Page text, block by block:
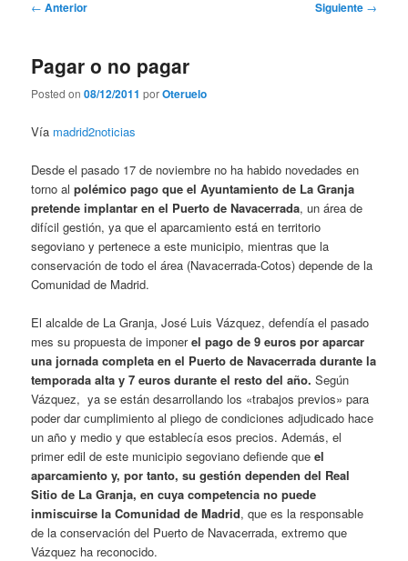
Navegación
← Anterior Siguiente →
Pagar o no pagar
Posted on08/12/2011 porOteruelo
Vía madrid2noticias
Desde el pasado 17 de noviembre no ha habido novedades en
torno alpolémico pago que el Ayuntamiento de La Granja
pretende implantar en el Puerto de Navacerrada, un área de
difícil gestión, ya que el aparcamiento está en territorio
segoviano y pertenece a este municipio, mientras que la
conservación de todo el área (Navacerrada-Cotos) depende de la
Comunidad de Madrid.
El alcalde de La Granja, José Luis Vázquez, defendía el pasado
mes su propuesta de imponerel pago de 9 euros por aparcar
una jornada completa en el Puerto de Navacerrada durante la
temporada alta y 7 euros durante el resto del año. Según
Vázquez, ya se están desarrollando los «trabajos previos» para
poder dar cumplimiento al pliego de condiciones adjudicado hace
un año y medio y que establecía esos precios. Además, el
primer edil de este municipio segoviano defiende queel
aparcamiento y, por tanto, su gestión dependen del Real
Sitio de La Granja, en cuya competencia no puede
inmiscuirse la Comunidad de Madrid, que es la responsable
de la conservación del Puerto de Navacerrada, extremo que
Vázquez ha reconocido.